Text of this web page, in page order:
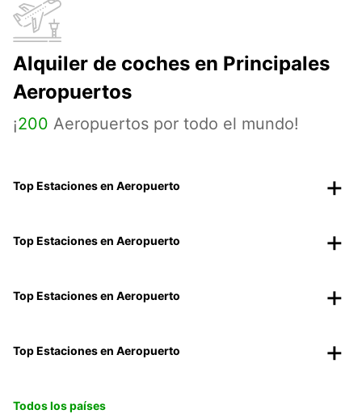
Alquiler de coches en Principales
Aeropuertos
¡200 Aeropuertos por todo el mundo!
Top Estaciones en Aeropuerto
Top Estaciones en Aeropuerto
Top Estaciones en Aeropuerto
Top Estaciones en Aeropuerto
Todos los países